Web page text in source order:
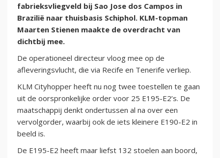
fabrieksvliegveld bij Sao Jose dos Campos in
Brazilië naar thuisbasis Schiphol. KLM-topman
Maarten Stienen maakte de overdracht van
dichtbij mee.
De operationeel directeur vloog mee op de
afleveringsvlucht, die via Recife en Tenerife verliep.
KLM Cityhopper heeft nu nog twee toestellen te gaan
uit de oorspronkelijke order voor 25 E195-E2’s. De
maatschappij denkt ondertussen al na over een
vervolgorder, waarbij ook de iets kleinere E190-E2 in
beeld is.
De E195-E2 heeft maar liefst 132 stoelen aan boord,